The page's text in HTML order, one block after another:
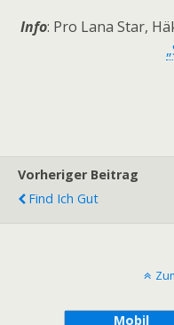
Info: Pro Lana Star,
Vorheriger Beitrag
Find Ich Gut
Mobil